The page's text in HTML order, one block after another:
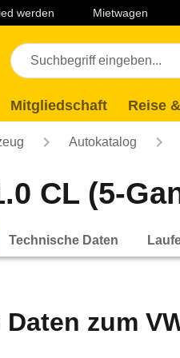
Fußzeile
werden Mietwagen
Mitgliedschaft Reise
Autokatalog
CL (5-
Technische Daten
zum